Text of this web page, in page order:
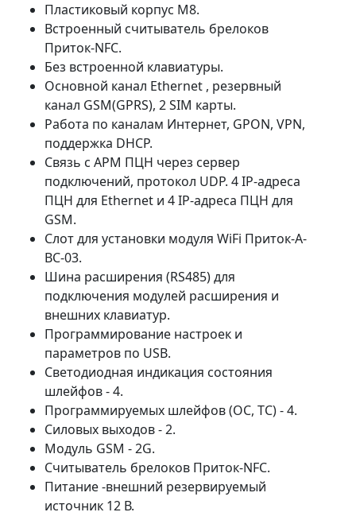
Пластиковый корпус М8.
Встроенный считыватель брелоков
Приток-NFC.
Без встроенной клавиатуры.
Основной канал Ethernet , резервный
канал GSM(GPRS), 2 SIM карты.
Работа по каналам Интернет, GPON, VPN,
поддержка DHCP.
Связь с АРМ ПЦН через сервер
подключений, протокол UDP. 4 IP-адреса
ПЦН для Ethernet и 4 IP-адреса ПЦН для
GSM.
Слот для установки модуля WiFi Приток-А-
ВС-03.
Шина расширения (RS485) для
подключения модулей расширения и
внешних клавиатур.
Программирование настроек и
параметров по USB.
Светодиодная индикация состояния
шлейфов - 4.
Программируемых шлейфов (ОС, ТС) - 4.
Силовых выходов - 2.
Модуль GSM - 2G.
Считыватель брелоков Приток-NFC.
Питание -внешний резервируемый
источник 12 В.